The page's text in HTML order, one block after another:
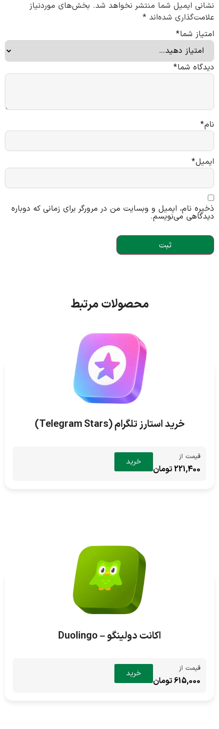
نشانی ایمیل شما منتشر نخواهد شد. بخش‌های موردنیاز
علامت‌گذاری شده‌اند *
امتیاز شما*
دیدگاه شما*
نام*
ایمیل*
ذخیره نام، ایمیل و وبسایت من در مرورگر برای زمانی که دوباره
دیدگاهی می‌نویسم.
محصولات مرتبط
خرید استارز تلگرام (Telegram Stars)
قیمت از
221,400 تومان
خرید
اکانت دولینگو – Duolingo
قیمت از
615,000 تومان
خرید